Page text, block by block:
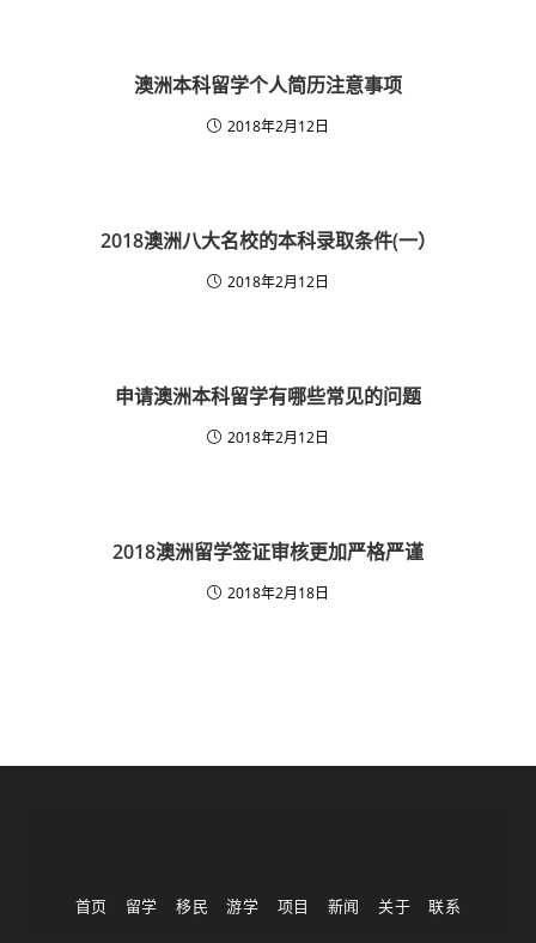
澳洲本科留学​个人简历注意事项
2018年2月12日
2018澳洲八大名校的本科录取条件(一）
2018年2月12日
申请澳洲本科留学有哪些常见的问题
2018年2月12日
2018澳洲留学签证审核更加严格严谨
2018年2月18日
首页 留学 移民 游学 项目 新闻 关于 联系